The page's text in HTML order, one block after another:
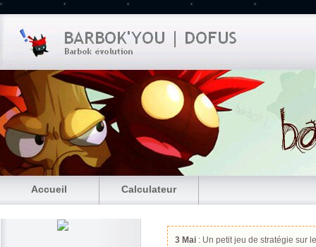
Accueil Calculateur
3 Mai : Un petit jeu de stratégie sur